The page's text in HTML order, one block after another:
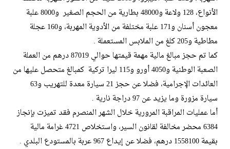
الأنواع، 128 ولاعة و48000 بطارية من الحجم الصغير و8000 علبة
معجون أسنان و171 علبة مختلفة من الأدوية المهربة، و160 عجلة
مطاطية و205 كلغ من الملابس المستعملة .
كما تم حجز مبالغ مالية مهمة قيمتها حوالي 87019 درهم من العملة
الصعبة الوطنية و4050 أورو و115 ليرا تركية كمبالغ متحصل عليها من
العائدات الإجرامية، فضلا عن حجز 21 سيارة معدة للتهريب و63
سيارة مزورة وما يزيد عن 97 دراجة نارية .
أما عمليات المراقبة المرورية خلال الشهر المنصرم فقد تميزت بإنجاز
6384 محضر مخالفة لقانون السير، واستخلاص 4721 غرامة مالية
بقيمة 1558100 درهم، فضلا عن إيداع 967 عربة بالمستودع البلدي .